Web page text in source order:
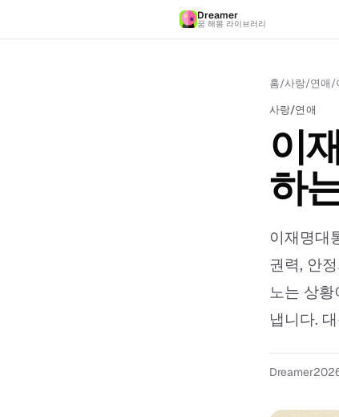
Dreamer
꿈 해몽 라이브러리
홈/사랑/연애/
사랑/연애
이
하
이재명대
권력, 안
노는 상
냅니다.
Dreamer